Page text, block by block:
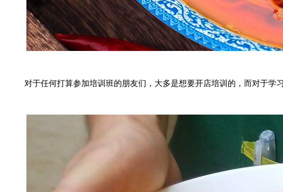
对于任何打算参加培训班的朋友们，大多是想要开店培训的，而对于学